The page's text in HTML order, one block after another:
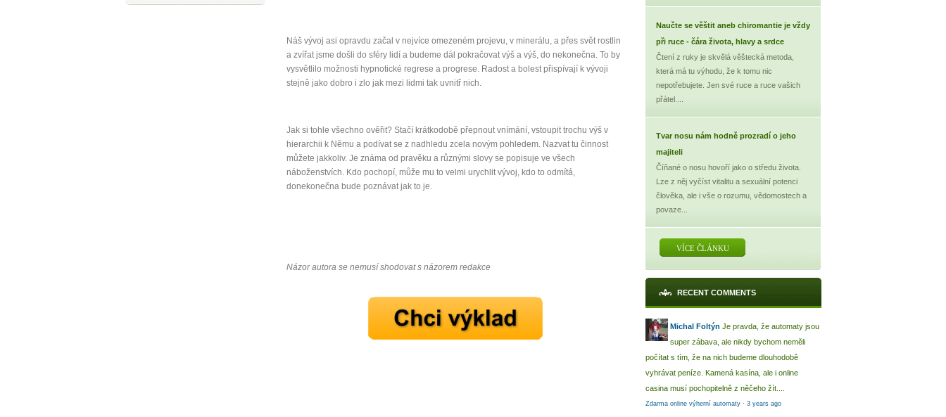
Náš vývoj asi opravdu začal v nejvíce omezeném projevu, v minerálu, a přes svět rostlin
a zvířat jsme došli do sféry lidí a budeme dál pokračovat výš a výš, do nekonečna. To by
vysvětlilo možnosti hypnotické regrese a progrese. Radost a bolest přispívají k vývoji
stejně jako dobro i zlo jak mezi lidmi tak uvnitř nich.
Jak si tohle všechno ověřit? Stačí krátkodobě přepnout vnímání, vstoupit trochu výš v
hierarchii k Němu a podívat se z nadhledu zcela novým pohledem. Nazvat tu činnost
můžete jakkoliv. Je známa od pravěku a různými slovy se popisuje ve všech
náboženstvích. Kdo pochopí, může mu to velmi urychlit vývoj, kdo to odmítá,
donekonečna bude poznávat jak to je.
Názor autora se nemusí shodovat s názorem redakce
Naučte se věštit aneb chiromantie je vždy
při ruce - čára života, hlavy a srdce
Čtení z ruky je skvělá věštecká metoda,
která má tu výhodu, že k tomu nic
nepotřebujete. Jen své ruce a ruce vašich
přátel....
Tvar nosu nám hodně prozradí o jeho
majiteli
Číňané o nosu hovoří jako o středu života.
Lze z něj vyčíst vitalitu a sexuální potenci
člověka, ale i vše o rozumu, vědomostech a
povaze...
VÍCE ČLÁNKU
RECENT COMMENTS
Michal Foltýn Je pravda, že automaty jsou
super zábava, ale nikdy bychom neměli
počítat s tím, že na nich budeme dlouhodobě
vyhrávat peníze. Kamená kasína, ale i online
casina musí pochopitelně z něčeho žít....
Zdarma online výherní automaty · 3 years ago